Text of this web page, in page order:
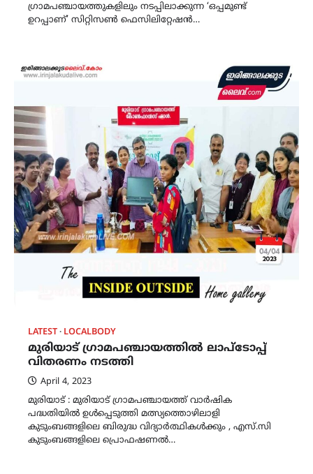
ഗ്രാമപഞ്ചായത്തുകളിലും നടപ്പിലാക്കുന്ന ‘ഒപ്പമുണ്ട്
ഉറപ്പാണ്’ സിറ്റിസണ്‍ ഫെസിലിറ്റേഷന്‍…
LATEST LOCALBODY
മുരിയാട് ഗ്രാമപഞ്ചായത്തിൽ ലാപ്ടോപ്പ്
വിതരണം നടത്തി
April 4, 2023
മുരിയാട് : മുരിയാട് ഗ്രാമപഞ്ചായത്ത് വാർഷിക
പദ്ധതിയിൽ ഉൾപ്പെടുത്തി മത്സ്യത്തൊഴിലാളി
കുടുംബങ്ങളിലെ ബിരുദ്ധ വിദ്യാർത്ഥികൾക്കും , എസ്.സി
കുടുംബങ്ങളിലെ പ്രൊഫഷണൽ…